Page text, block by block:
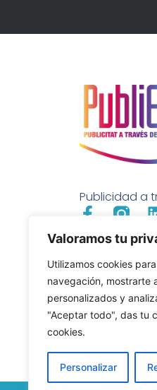
Valoramos tu
Utilizamos cookies
navegación, mostrarte
personalizados y
"Aceptar todo", das tu
cookies.
Personalizar
Publicidad a